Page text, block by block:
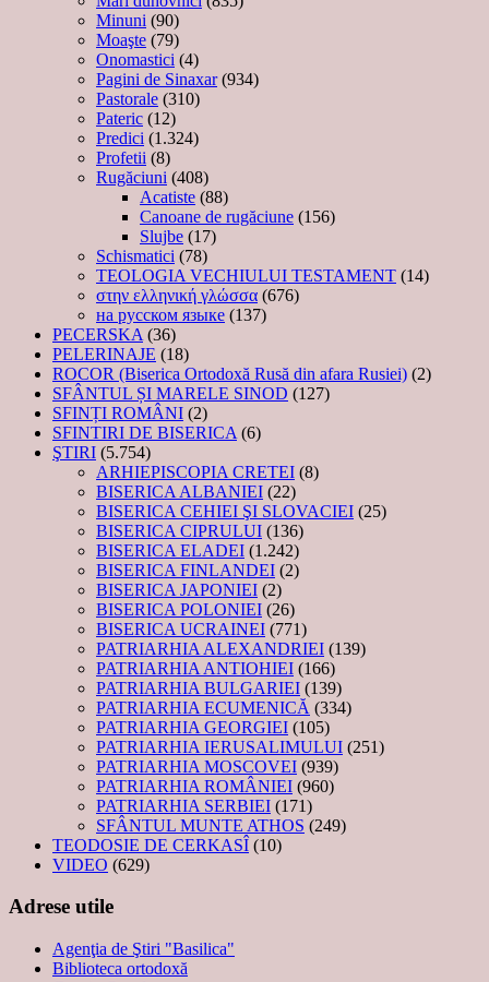
Minuni (90)
Moaşte (79)
Onomastici (4)
Pagini de Sinaxar(934)
Pastorale (310)
Pateric (12)
Predici (1.324)
Profetii (8)
Rugăciuni (408)
Acatiste (88)
Canoane de rugăciune (156)
Slujbe (17)
Schismatici (78)
TEOLOGIA VECHIULUI TESTAMENT (14)
στην ελληνική γλώσσα (676)
на русском языке (137)
PECERSKA (36)
PELERINAJE (18)
ROCOR (Biserica Ortodoxă Rusă din afara Rusiei) (2)
SFÂNTUL ȘI MARELE SINOD (127)
SFINȚI ROMÂNI (2)
SFINTIRI DE BISERICA (6)
ŞTIRI (5.754)
ARHIEPISCOPIA CRETEI (8)
BISERICA ALBANIEI (22)
BISERICA CEHIEI ŞI SLOVACIEI (25)
BISERICA CIPRULUI (136)
BISERICA ELADEI (1.242)
BISERICA FINLANDEI (2)
BISERICA JAPONIEI (2)
BISERICA POLONIEI (26)
BISERICA UCRAINEI (771)
PATRIARHIA ALEXANDRIEI (139)
PATRIARHIA ANTIOHIEI (166)
PATRIARHIA BULGARIEI (139)
PATRIARHIA ECUMENICĂ (334)
PATRIARHIA GEORGIEI (105)
PATRIARHIA IERUSALIMULUI (251)
PATRIARHIA MOSCOVEI (939)
PATRIARHIA ROMÂNIEI (960)
PATRIARHIA SERBIEI (171)
SFÂNTUL MUNTE ATHOS (249)
TEODOSIE DE CERKASÎ (10)
VIDEO (629)
Adrese utile
Agenţia de Ştiri "Basilica"
Biblioteca ortodoxă